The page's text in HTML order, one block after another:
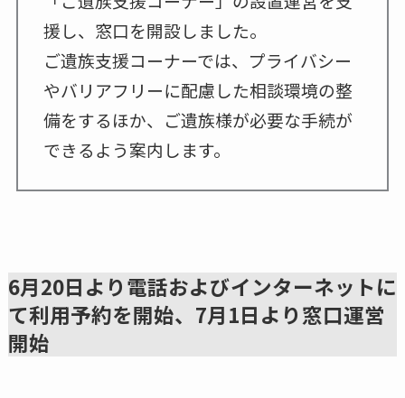
援し、窓口を開設しました。
ご遺族支援コーナーでは、プライバシー
やバリアフリーに配慮した相談環境の整
備をするほか、ご遺族様が必要な手続が
できるよう案内します。
6月20日より電話およびインターネットに
て利用予約を開始、7月1日より窓口運営
開始